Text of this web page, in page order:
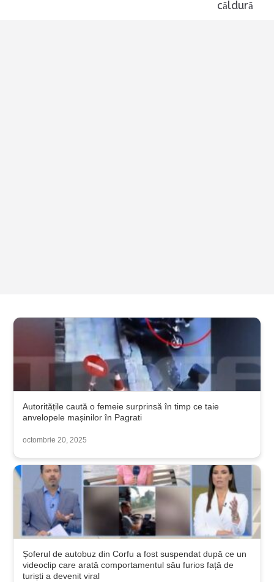
căldură
Autoritățile caută o femeie surprinsă în timp ce taie
anvelopele mașinilor în Pagrati
octombrie 20, 2025
Șoferul de autobuz din Corfu a fost suspendat după ce un
videoclip care arată comportamentul său furios față de
turiști a devenit viral